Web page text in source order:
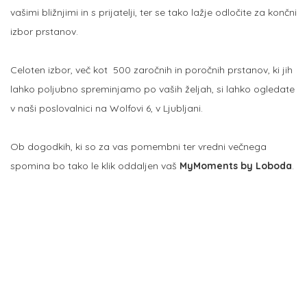
vašimi bližnjimi in s prijatelji, ter se tako lažje odločite za končni
izbor prstanov.
Celoten izbor, več kot 500 zaročnih in poročnih prstanov, ki jih
lahko poljubno spreminjamo po vaših željah, si lahko ogledate
v naši poslovalnici na Wolfovi 6, v Ljubljani.
Ob dogodkih, ki so za vas pomembni ter vredni večnega
spomina bo tako le klik oddaljen vaš MyMoments by Loboda.